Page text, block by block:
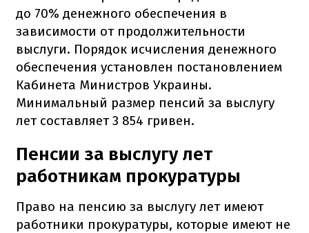
до 70% денежного обеспечения в
зависимости от продолжительности
выслуги. Порядок исчисления денежного
обеспечения установлен постановлением
Кабинета Министров Украины.
Минимальный размер пенсий за выслугу
лет составляет 3 854 гривен.
Пенсии за выслугу лет
работникам прокуратуры
Право на пенсию за выслугу лет имеют
работники прокуратуры, которые имеют не